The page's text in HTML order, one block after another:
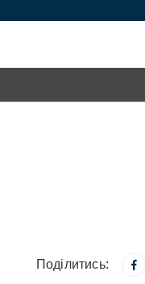
Поділитись: